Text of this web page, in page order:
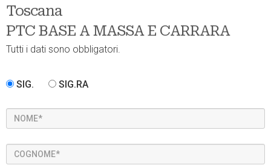
Toscana
PTC BASE A MASSA E CARRARA
Tutti i dati sono obbligatori.
SIG. SIG.RA